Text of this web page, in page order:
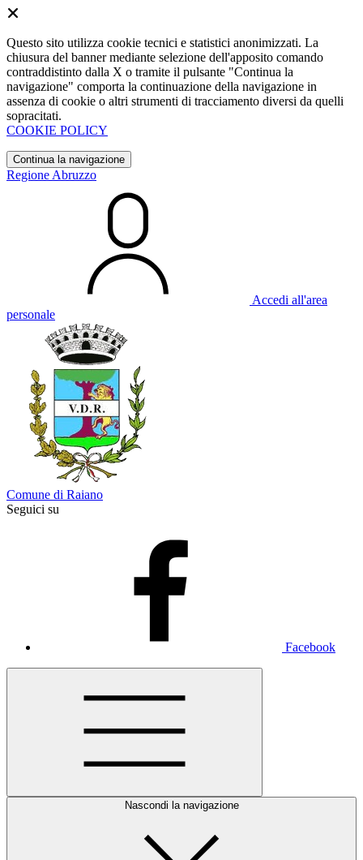
Questo sito utilizza cookie tecnici e statistici anonimizzati. La
chiusura del banner mediante selezione dell'apposito comando
contraddistinto dalla X o tramite il pulsante "Continua la
navigazione" comporta la continuazione della navigazione in
assenza di cookie o altri strumenti di tracciamento diversi da quelli
sopracitati.
COOKIE POLICY
Continua la navigazione
Regione Abruzzo
Accedi all'area
personale
Comune di Raiano
Seguici su
Facebook
Nascondi la navigazione